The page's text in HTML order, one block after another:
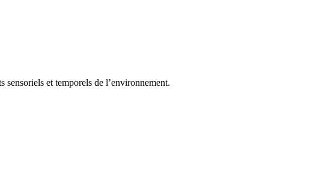
sensoriels et temporels de l’environnement.